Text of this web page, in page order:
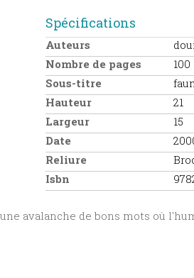
Spécifications
Auteurs
Nombre de pages
100
Sous-titre
Hauteur
21
Largeur
15
Date
Reliure
Isbn
avalanche de bons mots où